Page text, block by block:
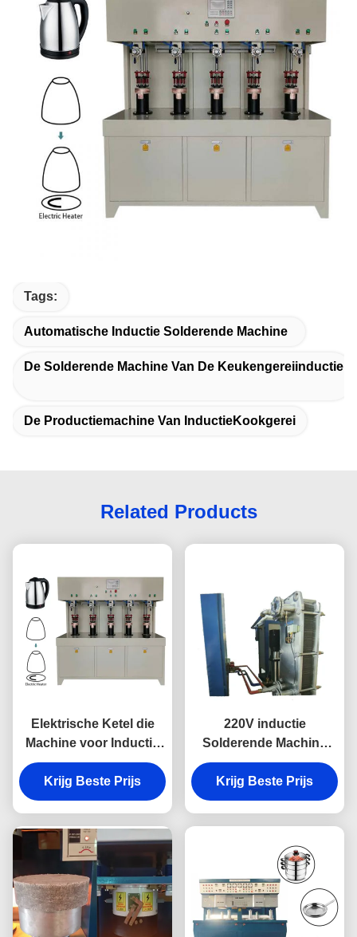
Tags:
Automatische Inductie Solderende Machine
De Solderende Machine Van De Keukengereiinductie
De Productiemachine Van InductieKookgerei
Related Products
Elektrische Ketel die
Machine voor Inductie
het Verwarmen
Solderend Lassen
maken
Krijg Beste Prijs
220V inductie
Solderende Machine
voor Kookgerei-
Verklaard Lassen ISO
Krijg Beste Prijs